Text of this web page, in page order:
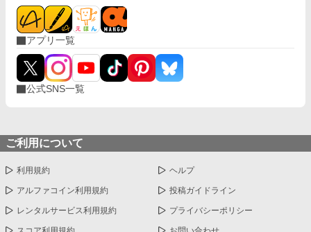
アプリ一覧
公式SNS一覧
ご利用について
利用規約 ヘルプ
アルファコイン利用規約 投稿ガイドライン
レンタルサービス利用規約 プライバシーポリシー